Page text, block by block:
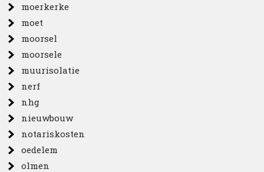
moerkerke
moet
moorsel
moorsele
muurisolatie
nerf
nhg
nieuwbouw
notariskosten
oedelem
olmen